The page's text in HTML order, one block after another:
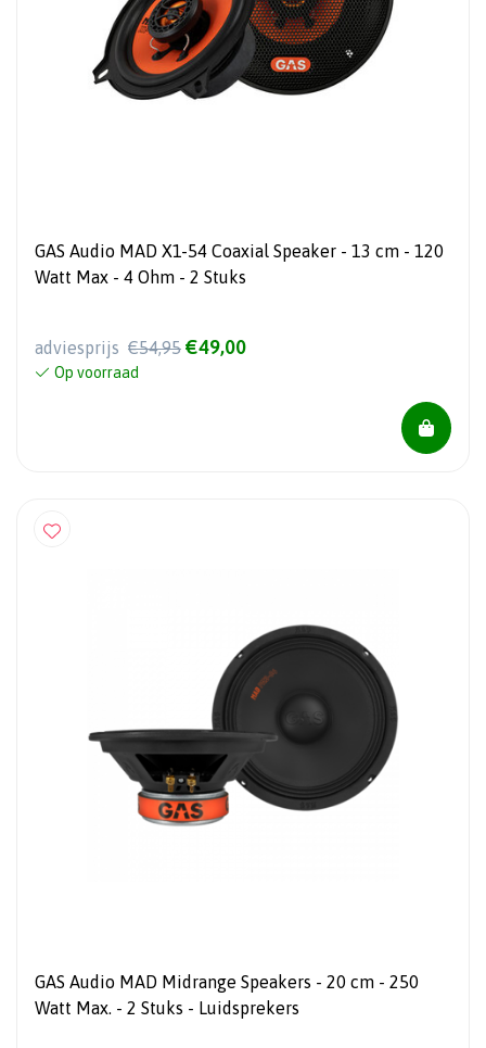
GAS Audio MAD X1-54 Coaxial Speaker - 13 cm - 120
Watt Max - 4 Ohm - 2 Stuks
adviesprijs €54,95 €49,00
Op voorraad
GAS Audio MAD Midrange Speakers - 20 cm - 250
Watt Max. - 2 Stuks - Luidsprekers